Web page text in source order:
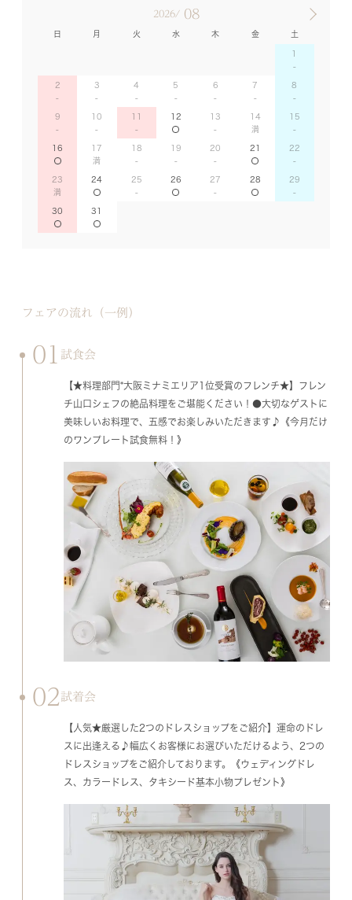
2026/ 08
日 月 火 水 木 金 土
1
2 3 4 5 6 7 8
9 10 11 12 13 14 15
16 17 18 19 20 21 22
23 24 25 26 27 28 29
30 31
フェアの流れ（一例）
01 試食会
【★料理部門*大阪ミナミエリア1位受賞のフレンチ★】フレン
チ山口シェフの絶品料理をご堪能ください！●大切なゲストに
美味しいお料理で、五感でお楽しみいただきます♪《今月だけ
のワンプレート試食無料！》
02 試着会
【人気★厳選した2つのドレスショップをご紹介】運命のドレ
スに出逢える♪幅広くお客様にお選びいただけるよう、2つの
ドレスショップをご紹介しております。《ウェディングドレ
ス、カラードレス、タキシード基本小物プレゼント》